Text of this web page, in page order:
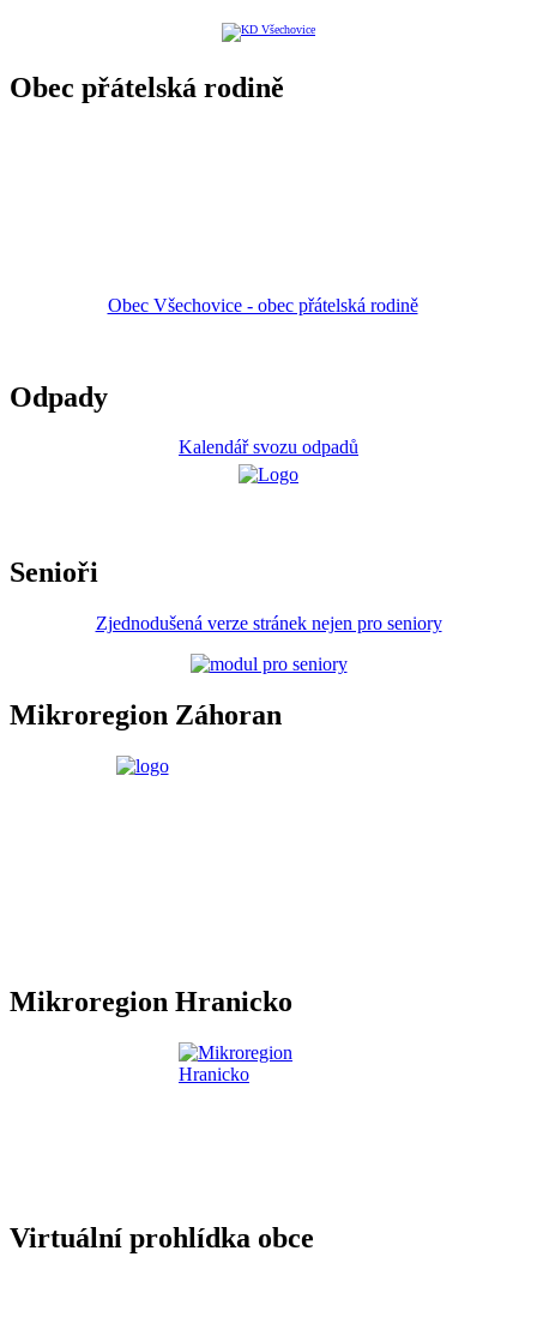
Obec přátelská rodině
Obec Všechovice - obec přátelská rodině
Odpady
Kalendář svozu odpadů
Senioři
Zjednodušená verze stránek nejen pro seniory
Mikroregion Záhoran
Mikroregion Hranicko
Virtuální prohlídka obce